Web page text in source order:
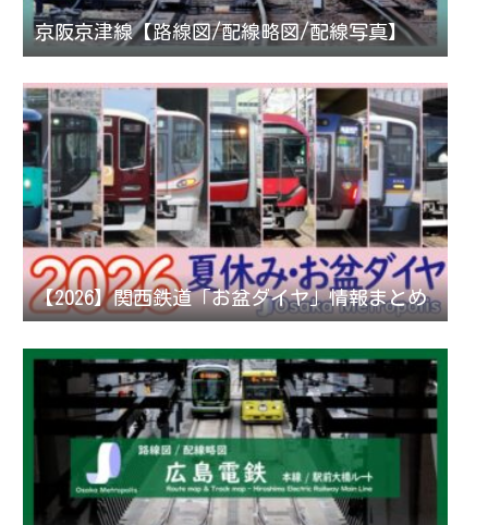
京阪京津線【路線図/配線略図/配線写真】
【2026】関西鉄道「お盆ダイヤ」情報まとめ